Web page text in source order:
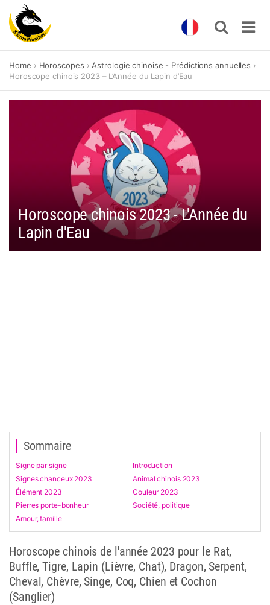
content
Home Horoscopes
Astrologie chinoise - Prédictions annuelles
Horoscope chinois 2023 – L’Année du Lapin d’Eau
Horoscope chinois 2023 - L'Année du
Lapin d'Eau
Sommaire
Signe par signe
Introduction
Signes chanceux 2023
Animal chinois 2023
Élément 2023
Couleur 2023
Pierres porte-bonheur
Société, politique
Amour, famille
Horoscope chinois de l'année 2023 pour le Rat,
Buffle, Tigre, Lapin (Lièvre, Chat), Dragon, Serpent,
Cheval, Chèvre, Singe, Coq, Chien et Cochon
(Sanglier)